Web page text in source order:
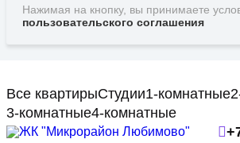
Нажимая на кнопку, вы принимаете
пользовательского соглашения
Все квартирыСтудии1-комнатные
3-комнатные4-комнатные